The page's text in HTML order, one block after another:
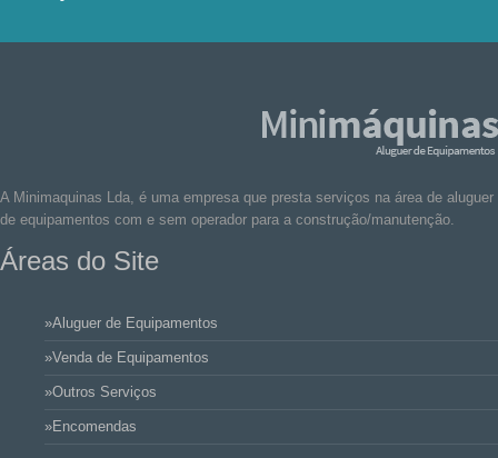
A Minimaquinas Lda, é uma empresa que presta serviços na área de aluguer
de equipamentos com e sem operador para a construção/manutenção.
Áreas do Site
»Aluguer de Equipamentos
»Venda de Equipamentos
»Outros Serviços
»Encomendas